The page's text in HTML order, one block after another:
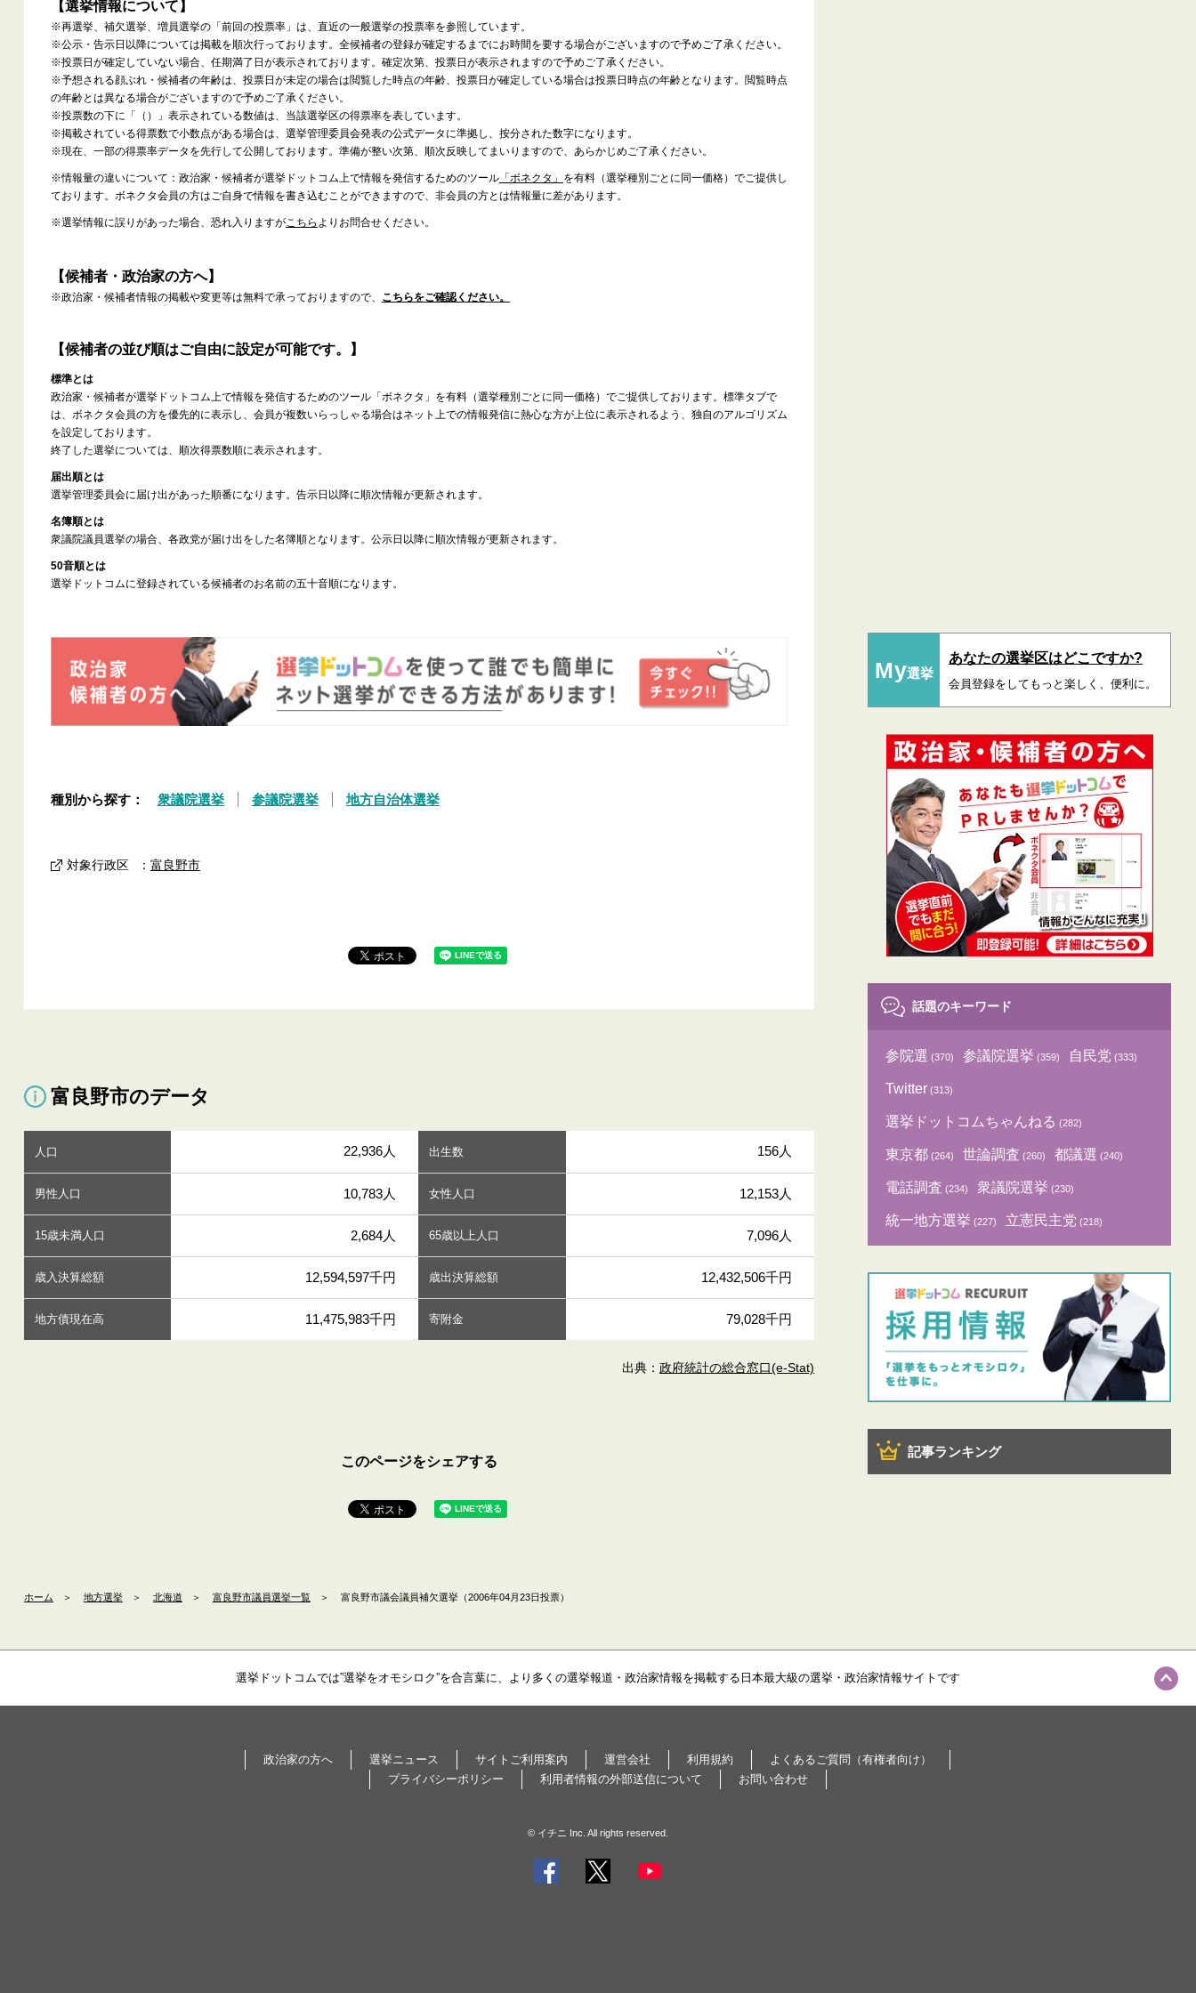
【選挙情報について】
※再選挙、補欠選挙、増員選挙の「前回の投票率」は、直近の一般選挙の投票率を参照しています。
※公示・告示日以降については掲載を順次行っております。全候補者の登録が確定するまでにお時間を要する場合がございますので予めご了承ください。
※投票日が確定していない場合、任期満了日が表示されております。確定次第、投票日が表示されますので予めご了承ください。
※予想される顔ぶれ・候補者の年齢は、投票日が未定の場合は閲覧した時点の年齢、投票日が確定している場合は投票日時点の年齢となります。閲覧時点
の年齢とは異なる場合がございますので予めご了承ください。
※投票数の下に「（）」表示されている数値は、当該選挙区の得票率を表しています。
※掲載されている得票数で小数点がある場合は、選挙管理委員会発表の公式データに準拠し、按分された数字になります。
※現在、一部の得票率データを先行して公開しております。準備が整い次第、順次反映してまいりますので、あらかじめご了承ください。
※情報量の違いについて：政治家・候補者が選挙ドットコム上で情報を発信するためのツール「ボネクタ」 を有料（選挙種別ごとに同一価格）でご提供し
ております。ボネクタ会員の方はご自身で情報を書き込むことができますので、非会員の方とは情報量に差があります。
※選挙情報に誤りがあった場合、恐れ入りますがこちら よりお問合せください。
【候補者・政治家の方へ】
※政治家・候補者情報の掲載や変更等は無料で承っておりますので、 こちらをご確認ください。
【候補者の並び順はご自由に設定が可能です。】
標準とは
政治家・候補者が選挙ドットコム上で情報を発信するためのツール「ボネクタ」を有料（選挙種別ごとに同一価格）でご提供しております。標準タブで
は、ボネクタ会員の方を優先的に表示し、会員が複数いらっしゃる場合はネット上での情報発信に熱心な方が上位に表示されるよう、独自のアルゴリズム
を設定しております。
終了した選挙については、順次得票数順に表示されます。
届出順とは
選挙管理委員会に届け出があった順番になります。告示日以降に順次情報が更新されます。
名簿順とは
衆議院議員選挙の場合、各政党が届け出をした名簿順となります。公示日以降に順次情報が更新されます。
50音順とは
選挙ドットコムに登録されている候補者のお名前の五十音順になります。
種別から探す： 衆議院選挙 参議院選挙 地方自治体選挙
対象行政区 ： 富良野市
富良野市のデータ
人口 22,936人 出生数 156人
男性人口 10,783人 女性人口 12,153人
15歳未満人口 2,684人 65歳以上人口 7,096人
歳入決算総額 12,594,597千円 歳出決算総額 12,432,506千円
地方債現在高 11,475,983千円 寄附金 79,028千円
出典：政府統計の総合窓口(e-Stat)
このページをシェアする
My選挙
あなたの選挙区はどこですか?
会員登録をしてもっと楽しく、便利に。
話題のキーワード
参院選 (370) 参議院選挙 (359) 自民党 (333)
Twitter (313)
選挙ドットコムちゃんねる (282)
東京都 (264) 世論調査 (260) 都議選 (240)
電話調査 (234) 衆議院選挙 (230)
統一地方選挙 (227) 立憲民主党 (218)
記事ランキング
ホーム ＞ 地方選挙 ＞ 北海道 ＞ 富良野市議員選挙一覧 ＞ 富良野市議会議員補欠選挙（2006年04月23日投票）
選挙ドットコムでは”選挙をオモシロク”を合言葉に、より多くの選挙報道・政治家情報を掲載する日本最大級の選挙・政治家情報サイトです
政治家の方へ 選挙ニュース サイトご利用案内 運営会社 利用規約
よくあるご質問（有権者向け）
プライバシーポリシー
利用者情報の外部送信について お問い合わせ
© イチニ Inc. All rights reserved.